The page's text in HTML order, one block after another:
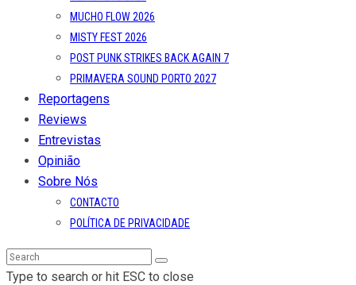
MUCHO FLOW 2026
MISTY FEST 2026
POST PUNK STRIKES BACK AGAIN 7
PRIMAVERA SOUND PORTO 2027
Reportagens
Reviews
Entrevistas
Opinião
Sobre Nós
CONTACTO
POLÍTICA DE PRIVACIDADE
Type to search or hit ESC to close